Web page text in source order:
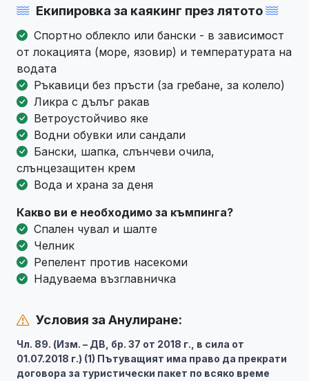
Екипировка за каякинг през лятото
Спортно облекло или бански - в зависимост
от локацията (море, язовир) и температурата на
водата
Ръкавици без пръсти (за гребане, за колело)
Ликра с дълъг ракав
Ветроустойчиво яке
Водни обувки или сандали
Бански, шапка, слънчеви очила,
слънцезащитен крем
Вода и храна за деня
Какво ви е необходимо за къмпинга?
Спален чувал и шалте
Челник
Репелент против насекоми
Надуваема възглавничка
Условия за Анулиране:
Чл. 89. (Изм. – ДВ, бр. 37 от 2018 г., в сила от
01.07.2018 г.) (1) Пътуващият има право да прекрати
договора за туристически пакет по всяко време